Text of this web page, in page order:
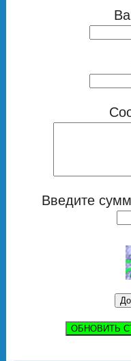
Введите
ОБНОВИТЬ